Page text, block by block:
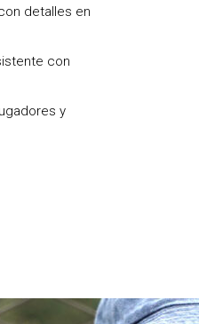
detalles en
con
y